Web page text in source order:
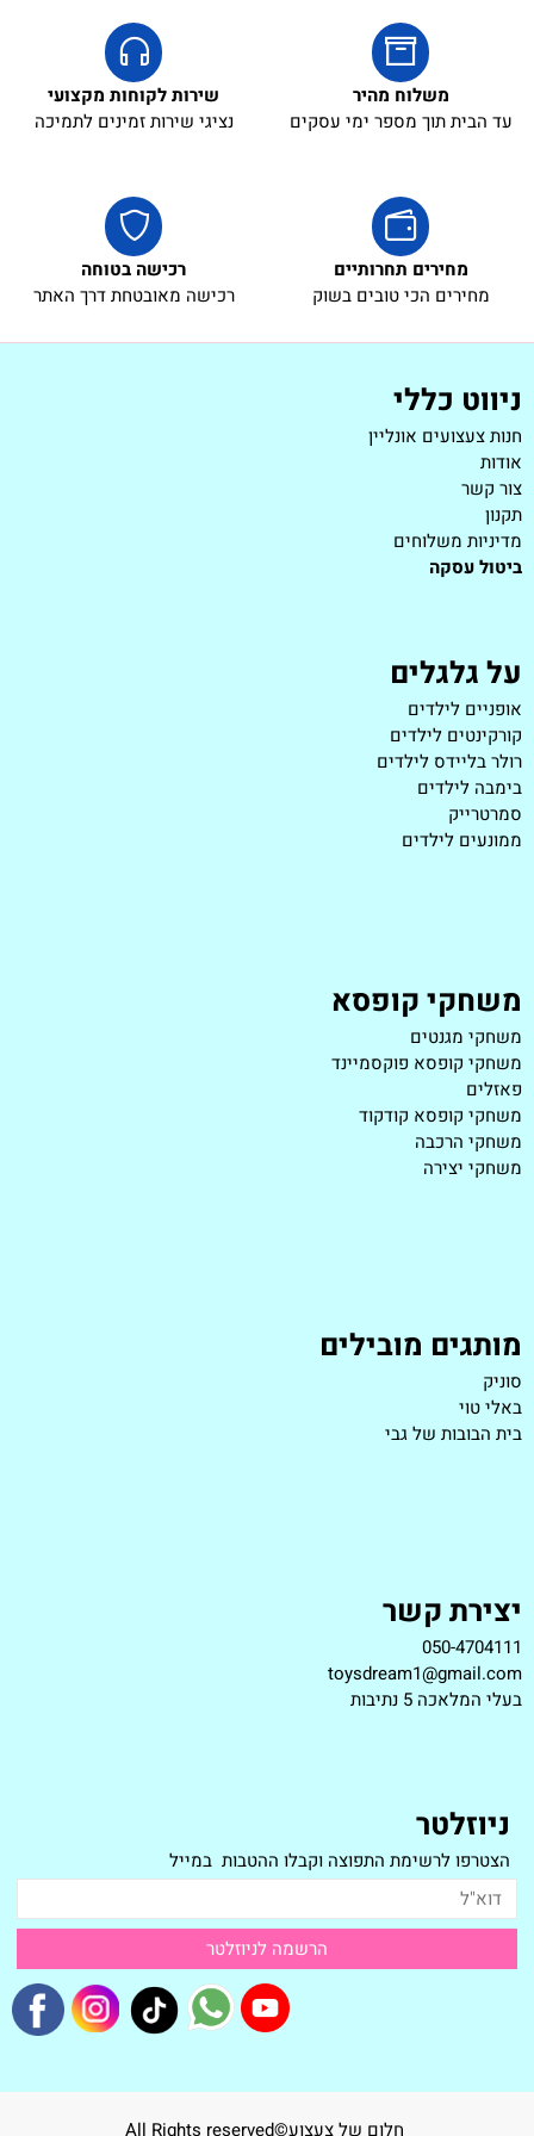
משלוח מהיר
עד הבית תוך מספר ימי עסקים
שירות לקוחות מקצועי
נציגי שירות זמינים לתמיכה
מחירים תחרותיים
מחירים הכי טובים בשוק
רכישה בטוחה
רכישה מאובטחת דרך האתר
ניווט כללי
חנות צעצועים אונליין
אודות
צור קשר
תקנון
מדיניות משלוחים
ביטול עסקה
על גלגלים
אופניים לילדים
קורקינטים לילדים
רולר בליידס לילדים
בימבה לילדים
סמרטרייק
ממונעים לילדים
משחקי קופסא
משחקי מגנטים
משחקי קופסא פוקסמיינד
פאזלים
משחקי קופסא קודקוד
משחקי הרכבה
משחקי יצירה
מותגים מובילים
סוניק
באלי טוי
בית הבובות של גבי
יצירת קשר
050-4704111
toysdream1@gmail.com
בעלי המלאכה 5 נתיבות
ניוזלטר
הצטרפו לרשימת התפוצה וקבלו ההטבות במייל
חלום של צעצוע©All Rights reserved